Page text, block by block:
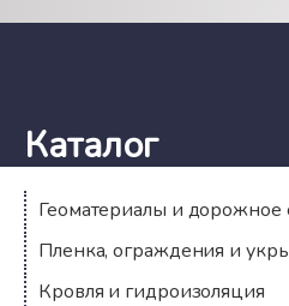
Каталог
Геоматериалы и дорожное
Пленка, ограждения и
Кровля и гидроизоляция